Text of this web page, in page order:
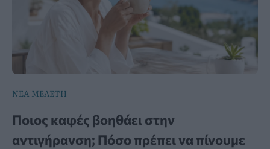
ΝΕΑ ΜΕΛΕΤΗ
Ποιος καφές βοηθάει στην
αντιγήρανση; Πόσο πρέπει να πίνουμε